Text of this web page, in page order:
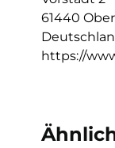
61440
https://